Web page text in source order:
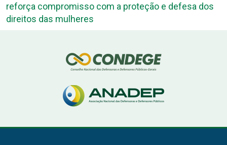
reforça compromisso com a proteção e defesa dos
direitos das mulheres